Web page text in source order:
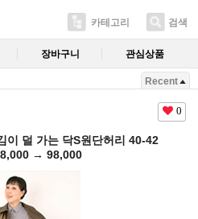
카테고리 검색
장바구니 관심상품
Recent
0
이 덜 가는 닥S원단허리 40-42
→ 98,000